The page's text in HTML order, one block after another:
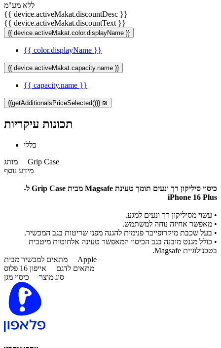
ללא מע"מ
{{ device.activeMakat.discountDesc }}
{{ device.activeMakat.discountText }}
{{ device.activeMakat.color.displayName }}
{{ color.displayName }}
{{ device.activeMakat.capacity.name }}
{{ capacity.name }}
{{getAdditionalsPriceSelected()}} ₪
תכונות עיקריות
כללי
מותג Grip Case
מידע נוסף
כיסוי סיליקון רך ונעים תומך טעינת Magsafe מבית Grip Case ל-
iPhone 16 Plus
• עשוי מסיליקון רך ונעים למגע.
• מאפשר אחיזה נוחה למשתמש.
• בעל שכבת מיקרופייבר פנימית להגנה מפני שריטות בגב המכשיר.
• כולל מגנט מובנה בגב הכיסוי המאפשר טעינה אלחוטית מיטבית
בטכנולוגיית Magsafe.
מתאים למכשיר מבית Apple
מתאים לדגם אייפון 16 פלוס
סוג מוצר כיסוי מגן